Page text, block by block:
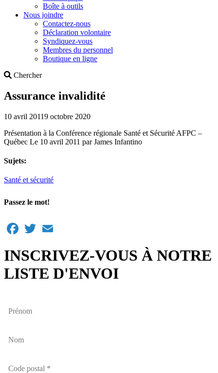
Boîte à outils
Nous joindre
Contactez-nous
Déclaration volontaire
Syndiquez-vous
Membres du personnel
Boutique en ligne
ChercherSearch
Assurance invalidité
10 avril 20119 octobre 2020
Présentation à la Conférence régionale Santé et Sécurité AFPC –
Québec Le 10 avril 2011 par James Infantino
Sujets:
Santé et sécurité
Passez le mot!
Facebook
Twitter
INSCRIVEZ-VOUS À NOTRE
LISTE D'ENVOI